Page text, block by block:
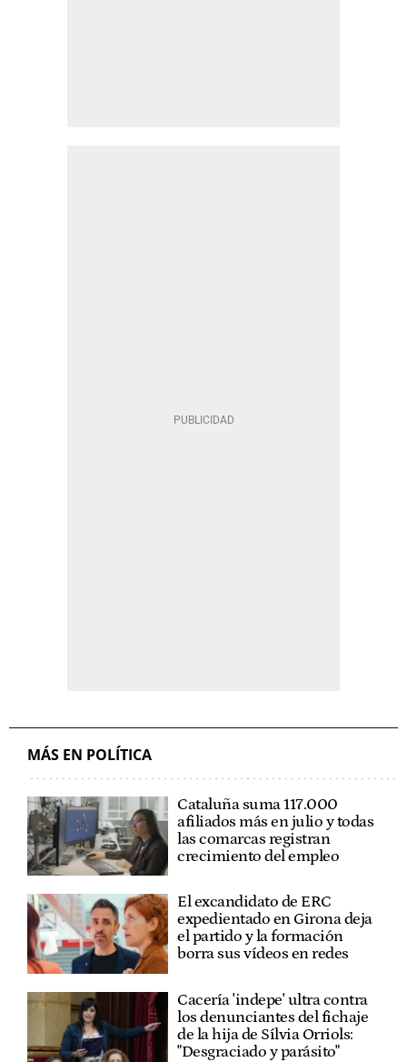
MÁS EN POLÍTICA
Cataluña suma 117.000
afiliados más en julio y todas
las comarcas registran
crecimiento del empleo
El excandidato de ERC
expedientado en Girona deja
el partido y la formación
borra sus vídeos en redes
Cacería 'indepe' ultra contra
los denunciantes del fichaje
de la hija de Sílvia Orriols:
"Desgraciado y parásito"